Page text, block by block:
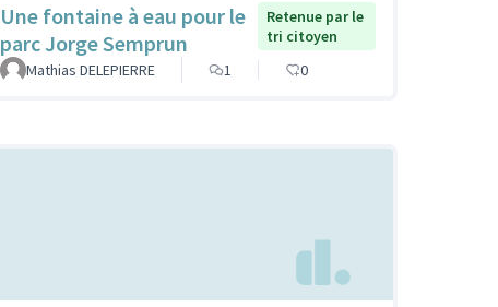
Une fontaine à eau pour le
parc Jorge Semprun
Retenue par le
tri citoyen
Mathias DELEPIERRE
1 0